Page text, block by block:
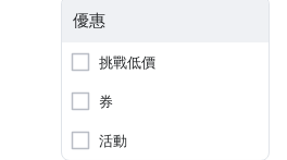
優惠
挑戰低價
券
活動